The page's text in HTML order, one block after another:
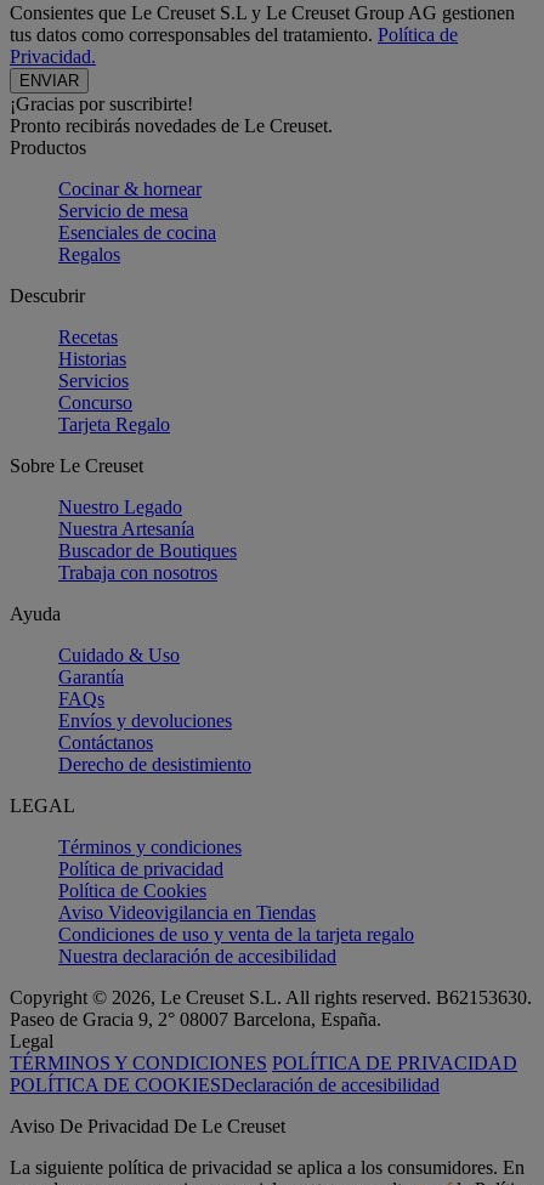
Consientes que Le Creuset S.L y Le Creuset Group AG gestionen
tus datos como corresponsables del tratamiento. Política de
Privacidad.
¡Gracias por suscribirte!
Pronto recibirás novedades de Le Creuset.
Productos
Cocinar & hornear
Servicio de mesa
Esenciales de cocina
Regalos
Descubrir
Recetas
Historias
Servicios
Concurso
Tarjeta Regalo
Sobre Le Creuset
Nuestro Legado
Nuestra Artesanía
Buscador de Boutiques
Trabaja con nosotros
Ayuda
Cuidado & Uso
Garantía
FAQs
Envíos y devoluciones
Contáctanos
Derecho de desistimiento
LEGAL
Términos y condiciones
Política de privacidad
Política de Cookies
Aviso Videovigilancia en Tiendas
Condiciones de uso y venta de la tarjeta regalo
Nuestra declaración de accesibilidad
Copyright © 2026, Le Creuset S.L. All rights reserved. B62153630.
Paseo de Gracia 9, 2° 08007 Barcelona, España.
Legal
TÉRMINOS Y CONDICIONES POLÍTICA DE PRIVACIDAD
POLÍTICA DE COOKIESDeclaración de accesibilidad
Aviso De Privacidad De Le Creuset
La siguiente política de privacidad se aplica a los consumidores. En